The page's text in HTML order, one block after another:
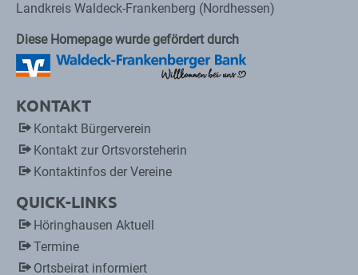
Landkreis Waldeck-Frankenberg (Nordhessen)
Diese Homepage wurde gefördert durch
KONTAKT
Kontakt Bürgerverein
Kontakt zur Ortsvorsteherin
Kontaktinfos der Vereine
QUICK-LINKS
Höringhausen Aktuell
Termine
Ortsbeirat informiert